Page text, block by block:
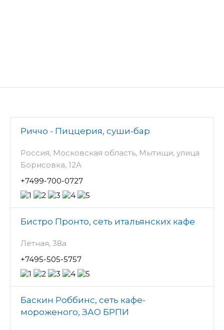
Риччо - Пиццерия, суши-бар
Россия, Московская область, Мытищи, улица
Борисовка, 12А
+7499-700-0727
Бистро Пронто, сеть итальянских кафе
Лётная, 38а
+7495-505-5757
Баскин Роббинс, сеть кафе-
мороженого, ЗАО БРПИ